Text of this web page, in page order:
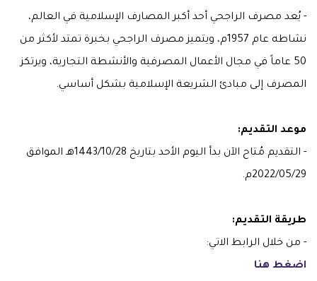
- يُعد مصرف الراجحي أحد أكبر المصارف الإسلامية في العالم،
نشاطه عام 1957م، ويتميز مصرف الراجحي بخبرة تمتد لأكثر من
50 عاماً في مجال الأعمال المصرفية والأنشطة التجارية، ويرتكز
المصرف إلى مبادئ الشريعة الإسلامية بشكل أساسي.
موعد التقديم:
- التقديم مُتاح الآن بدأ اليوم الأحد بتاريخ 1443/10/28هـ الموافق
2022/05/29م.
طريقة التقديم:
- من خلال الرابط الاتي:
اضغط هنا